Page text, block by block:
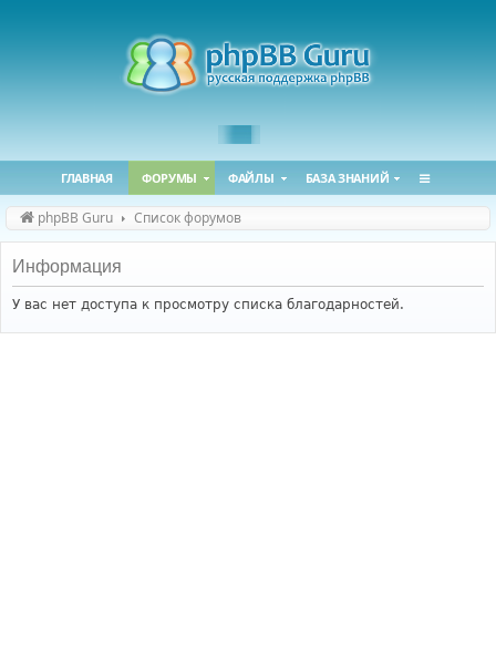
ГЛАВНАЯ ФОРУМЫ ФАЙЛЫ БАЗА ЗНАНИЙ
phpBB Guru Список форумов
Информация
У вас нет доступа к просмотру списка благодарностей.